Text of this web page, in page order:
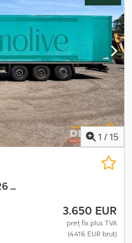
de ceață - Roată de
Actek = Informații
anvelope: 385/65 R
Suspensie pneumatică Axă
kg; Profil anvelopă stânga:
spate 2: Sarcină maximă pe
60%; Profil anvelopă dreapta:
kg Sarcină utilă: 23.700 kg
HERTOGHS
bună Identificare Număr
1 / 15
...
3.650 EUR
preț fix plus TVA
(4.416 EUR brut)